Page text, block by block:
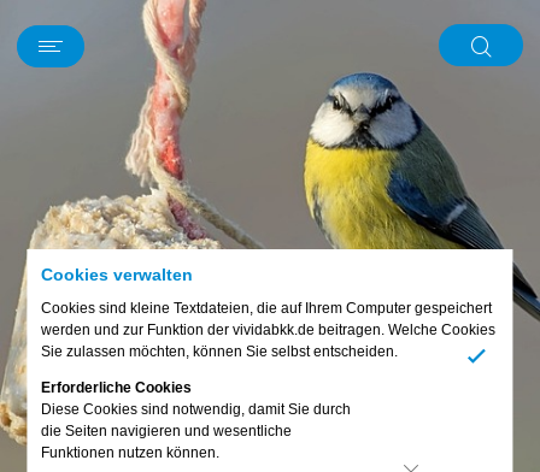
Cookies verwalten
Cookies sind kleine Textdateien, die auf Ihrem Computer gespeichert
werden und zur Funktion der vividabkk.de beitragen. Welche Cookies
Sie zulassen möchten, können Sie selbst entscheiden.
Erforderliche Cookies
Diese Cookies sind notwendig, damit Sie durch
die Seiten navigieren und wesentliche
Funktionen nutzen können.
Schwerpunkt
Kurz und knapp
Mein Körper
Ernährung
Digitales
Bewusst leben
Familie & Freunde
Abo & Gewinnspiel